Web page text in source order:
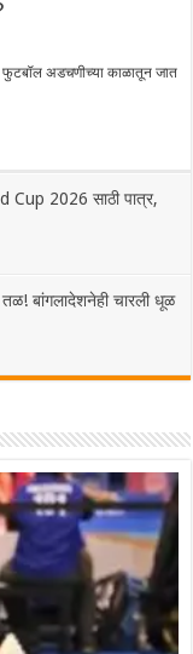
अडचणीच्या काळातून जात
Cup 2026 साठी पात्र,
बांगलादेशनेही चारली धूळ